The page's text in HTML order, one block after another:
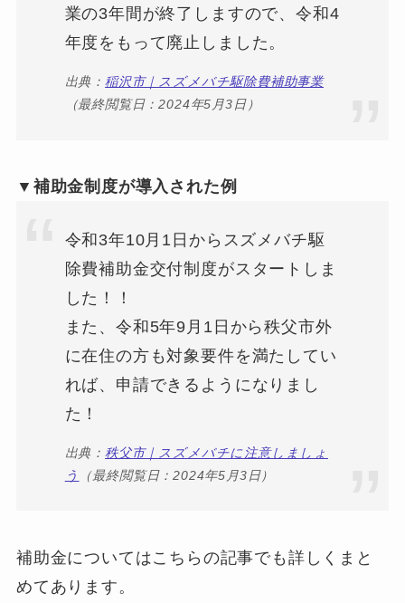
業の3年間が終了しますので、令和4
年度をもって廃止しました。
出典：稲沢市｜スズメバチ駆除費補助事業
（最終閲覧日：2024年5月3日）
▼補助金制度が導入された例
令和3年10月1日からスズメバチ駆
除費補助金交付制度がスタートしま
した！！
また、令和5年9月1日から秩父市外
に在住の方も対象要件を満たしてい
れば、申請できるようになりまし
た！
出典：秩父市｜スズメバチに注意しましょ
う
（最終閲覧日：2024年5月3日）
補助金についてはこちらの記事でも詳しくまと
めてあります。